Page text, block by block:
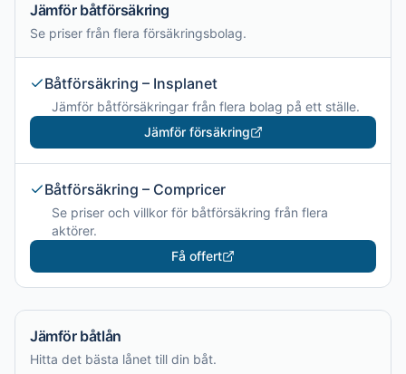
Jämför båtförsäkring
Se priser från flera försäkringsbolag.
Båtförsäkring – Insplanet
Jämför båtförsäkringar från flera bolag på ett ställe.
Jämför försäkring
Båtförsäkring – Compricer
Se priser och villkor för båtförsäkring från flera
aktörer.
Få offert
Jämför båtlån
Hitta det bästa lånet till din båt.